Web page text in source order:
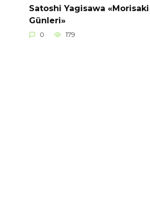
Satoshi Yagisawa
Günleri»
0 179